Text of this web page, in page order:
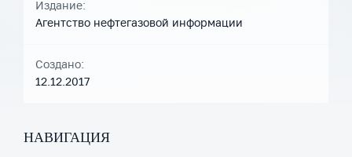
Издание:
Агентство нефтегазовой информации
Создано:
12.12.2017
НАВИГАЦИЯ